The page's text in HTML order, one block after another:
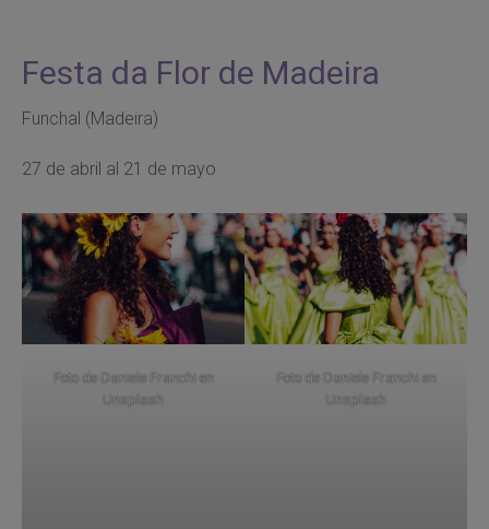
Festa da Flor de Madeira
Funchal (Madeira)
27 de abril al 21 de mayo
Foto de Daniele Franchi en
Unsplash
Foto de Daniele Franchi en
Unsplash